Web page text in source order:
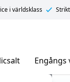
i världsklass
Engångs